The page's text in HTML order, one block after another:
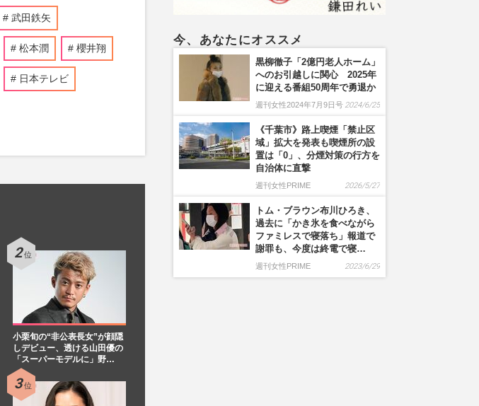
武田鉄矢
松本潤 櫻井翔
日本テレビ
小栗旬の“非公表長女”が顔隠
しデビュー、透ける山田優の
「スーパーモデルに」野…
今、あなたにオススメ
黒柳徹子「2億円老人ホーム」
へのお引越しに関心 2025年
に迎える番組50周年で勇退か
週刊女性2024年7月9日号 2024/6/25
《千葉市》路上喫煙「禁止区
域」拡大を発表も喫煙所の設
置は「0」、分煙対策の行方を
自治体に直撃
週刊女性PRIME 2026/5/27
トム・ブラウン布川ひろき、
過去に「かき氷を食べながら
ファミレスで寝落ち」報道で
謝罪も、今度は終電で寝…
週刊女性PRIME 2023/6/29